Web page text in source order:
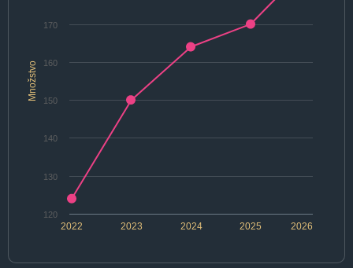
Množstvo
2022 2024 2026
2023 2025
120
130
140
150
160
170